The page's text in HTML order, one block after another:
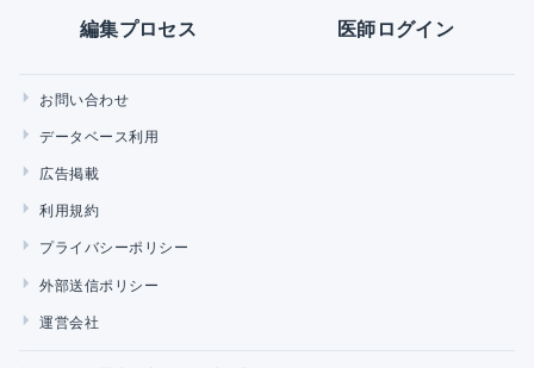
編集プロセス 医師ログイン
お問い合わせ
データベース利用
広告掲載
利用規約
プライバシーポリシー
外部送信ポリシー
運営会社